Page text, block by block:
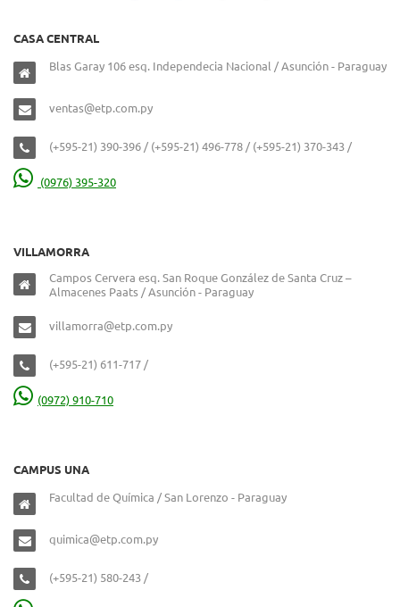
CASA CENTRAL
Blas Garay 106 esq. Independecia Nacional / Asunción - Paraguay
ventas@etp.com.py
(+595-21) 390-396 / (+595-21) 496-778 / (+595-21) 370-343 /
(0976) 395-320
VILLAMORRA
Campos Cervera esq. San Roque González de Santa Cruz –
Almacenes Paats / Asunción - Paraguay
villamorra@etp.com.py
(+595-21) 611-717 /
(0972) 910-710
CAMPUS UNA
Facultad de Química / San Lorenzo - Paraguay
quimica@etp.com.py
(+595-21) 580-243 /